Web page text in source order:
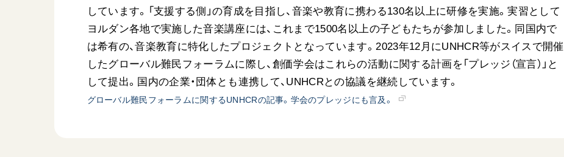
しています。「支援する側」の育成を目指し、音楽や教育に携わる130名以上に研修を実施。実習として
ヨルダン各地で実施した音楽講座には、これまで1500名以上の子どもたちが参加しました。同国内で
は希有の、音楽教育に特化したプロジェクトとなっています。2023年12月にUNHCR等がスイスで開催
したグローバル難民フォーラムに際し、創価学会はこれらの活動に関する計画を「プレッジ（宣言）」と
して提出。国内の企業・団体とも連携して、UNHCRとの協議を継続しています。
グローバル難民フォーラムに関するUNHCRの記事。学会のプレッジにも言及。